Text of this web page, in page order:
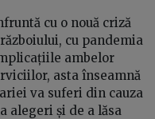
cu o nouă criză
cu pandemia
ambelor
asta înseamnă
va suferi din cauza
alegeri și de a lăsa